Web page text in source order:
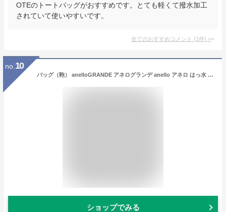
OTEのトートバッグがおすすめです。とても軽くて撥水加工
されていて使いやすいです。
全てのおすすめコメント (1件) >
no. 10
バッグ（鞄） anelloGRANDE アネログランデ anello アネロ はっ水 クラフト 2WAY ショルダー 手提げ トート バッグ (アクアカルダ)
ショップでみる